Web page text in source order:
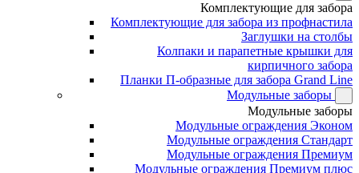
Комплектующие для забора
Комплектующие для забора из профнастила
Заглушки на столбы
Колпаки и парапетные крышки для
кирпичного забора
Планки П-образные для забора Grand Line
Модульные заборы
Модульные заборы
Модульные ограждения Эконом
Модульные ограждения Стандарт
Модульные ограждения Премиум
Модульные ограждения Премиум плюс